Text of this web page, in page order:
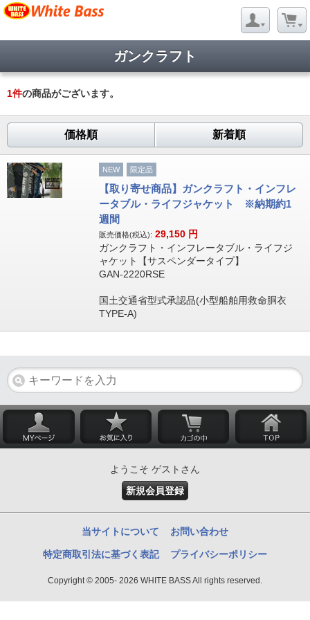
ガンクラフト
1件の商品がございます。
価格順 新着順
NEW 限定品
【取り寄せ商品】ガンクラフト・インフレ
ータブル・ライフジャケット ※納期約1
週間
販売価格(税込): 29,150 円
ガンクラフト・インフレータブル・ライフジ
ャケット【サスペンダータイプ】
GAN-2220RSE
国土交通省型式承認品(小型船舶用救命胴衣
TYPE-A)
ようこそ ゲストさん
新規会員登録
当サイトについて お問い合わせ
特定商取引法に基づく表記 プライバシーポリシー
Copyright © 2005- 2026 WHITE BASS All rights reserved.